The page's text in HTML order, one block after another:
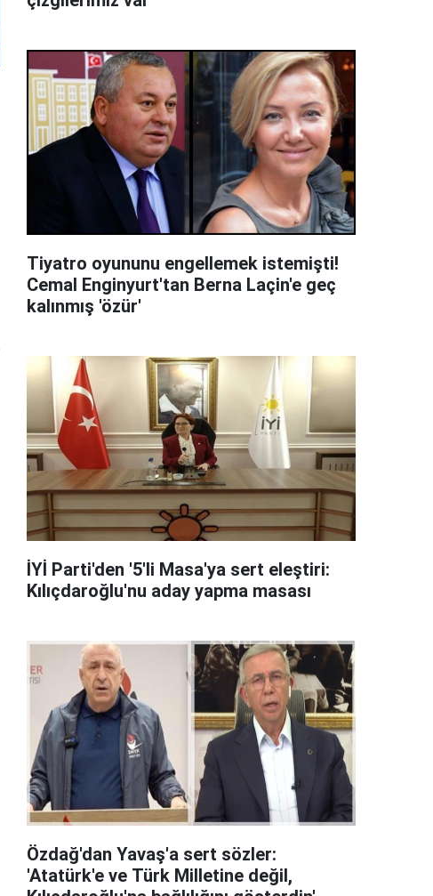
Tiyatro oyununu engellemek istemişti!
Cemal Enginyurt'tan Berna Laçin'e geç
kalınmış 'özür'
İYİ Parti'den '5'li Masa'ya sert eleştiri:
Kılıçdaroğlu'nu aday yapma masası
Özdağ'dan Yavaş'a sert sözler:
'Atatürk'e ve Türk Milletine değil,